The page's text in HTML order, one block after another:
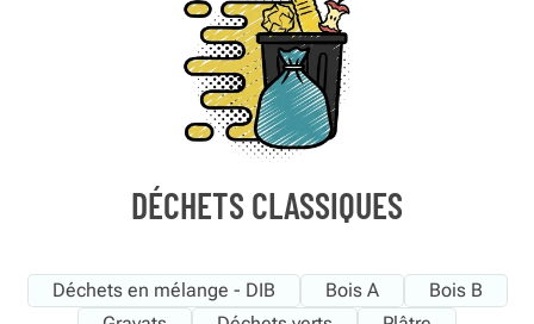
DÉCHETS CLASSIQUES
Déchets en mélange - DIB Bois A
Bois B